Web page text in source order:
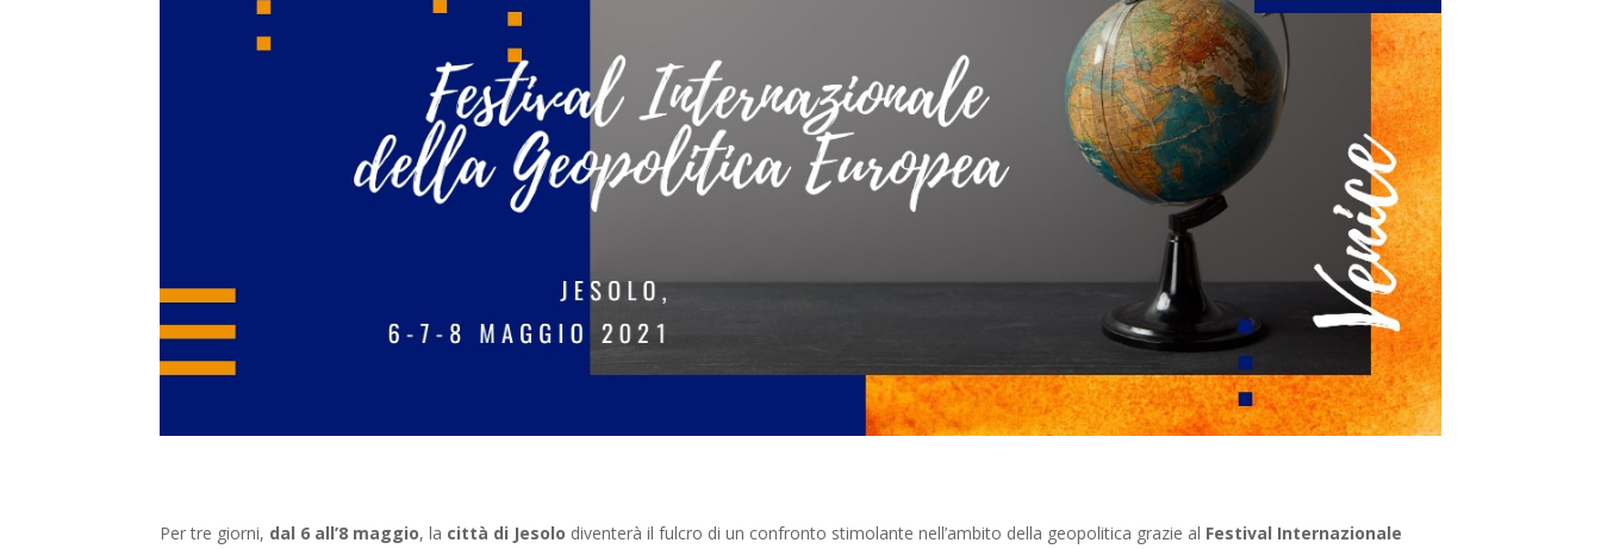
Per tre giorni, dal 6 all’8 maggio, la città di Jesolo diventerà il fulcro di un confronto stimolante nell’ambito della geopolitica grazie al Festival Internazionale